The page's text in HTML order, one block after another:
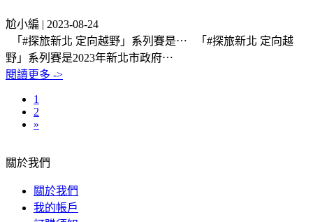
尬小編 | 2023-08-24
「#探旅新北 定向越野」系列賽是⋯
「#探旅新北 定向越
野」系列賽是2023年新北市政府⋯
閱讀更多 ->
1
2
»
關於我們
關於我們
我的帳戶